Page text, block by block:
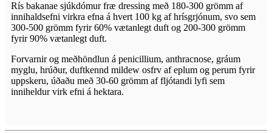
Rís bakanae sjúkdómur fræ dressing með 180-300 grömm af
innihaldsefni virkra efna á hvert 100 kg af hrísgrjónum, svo sem
300-500 grömm fyrir 60% vætanlegt duft og 200-300 grömm
fyrir 90% vætanlegt duft.
Forvarnir og meðhöndlun á penicillium, anthracnose, gráum
myglu, hrúður, duftkennd mildew osfrv af eplum og perum fyrir
uppskeru, úðaðu með 30-60 grömm af fljótandi lyfi sem
inniheldur virk efni á hektara.